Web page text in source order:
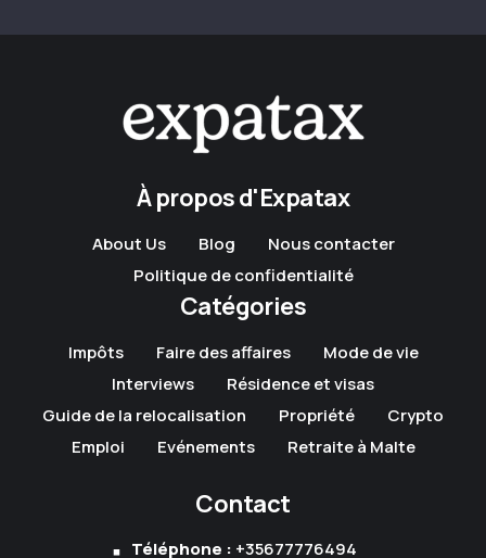
À propos d'Expatax
About Us Blog
Nous contacter
Politique de confidentialité
Catégories
Impôts Faire des affaires
Mode de vie
Interviews
Résidence et visas
Guide de la relocalisation
Propriété
Crypto
Emploi
Evénements Retraite à Malte
Contact
Téléphone : +35677776494